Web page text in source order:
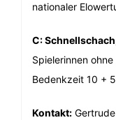
nationaler
C: Schnellschach
Spielerinnen
Bedenkzeit 10 +
Kontakt: